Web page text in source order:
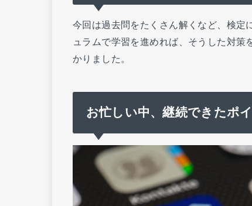
今回は過去問をたくさん解くなど、検定
ュラムで学習を進めれば、そうした対
かりました。
お忙しい中、継続できたポ